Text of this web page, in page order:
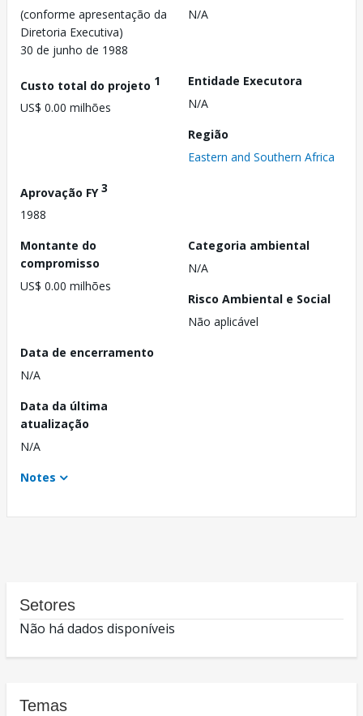
(conforme apresentação da
Diretoria Executiva)
30 de junho de 1988
N/A
Custo total do projeto 1
US$ 0.00 milhões
Entidade Executora
N/A
Região
Eastern and Southern Africa
Aprovação FY3
1988
Montante do
compromisso
US$ 0.00 milhões
Categoria ambiental
N/A
Risco Ambiental e Social
Não aplicável
Data de encerramento
N/A
Data da última
atualização
N/A
Notes
Setores
Não há dados disponíveis
Temas